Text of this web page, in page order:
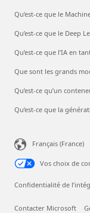
Qu’est-ce que le
Qu’est-ce que le Deep
Qu’est-ce que l’IA en
Que sont les grands
Qu’est-ce qu’un
Qu’est-ce que la
Français (France)
Vos choix de
Confidentialité de
Contacter Microsoft